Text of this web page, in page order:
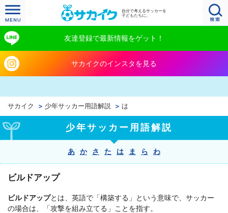
自分で考えるサッカーを
子どもたちに。
友達登録で最新情報をゲット！
サカイクのインスタを見る
サカイク 少年サッカー用語解説 は
少年サッカー用語解説
あ か さ た は ま ら わ
ビルドアップ
ビルドアップとは、英語で 「構築する」という意味で、サッカー
の場合は、「攻撃を組み立てる」ことを指す。